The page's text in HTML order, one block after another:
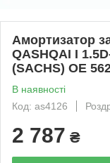
Амортизатор
QASHQAI I
(SACHS) OE
В наявності
Код: as4126
2 787 ₴